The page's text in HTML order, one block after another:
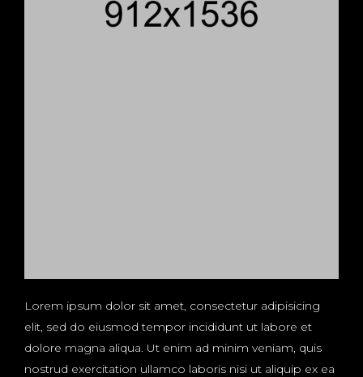
Lorem ipsum dolor sit amet, consectetur adipisicing
elit, sed do eiusmod tempor incididunt ut labore et
dolore magna aliqua. Ut enim ad minim veniam, quis
nostrud exercitation ullamco laboris nisi ut aliquip ex ea